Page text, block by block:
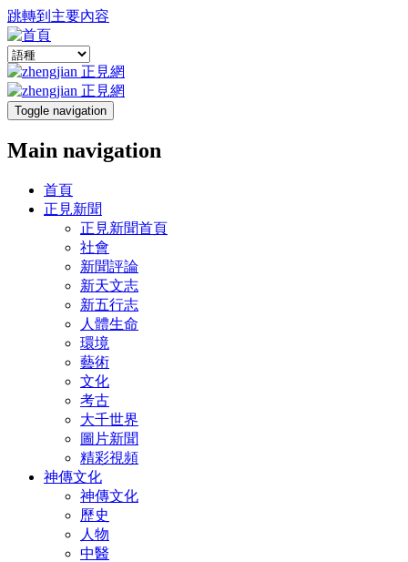
跳轉到主要內容
Toggle navigation
Main navigation
首頁
正見新聞
正見新聞首頁
社會
新聞評論
新天文志
新五行志
人體生命
環境
藝術
文化
考古
大千世界
圖片新聞
精彩視頻
神傳文化
神傳文化
歷史
人物
中醫